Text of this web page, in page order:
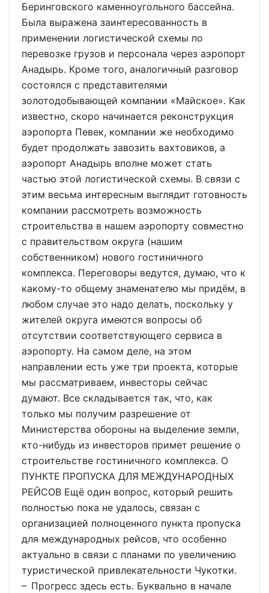
Беринговского каменноугольного бассейна.
Была выражена заинтересованность в
применении логистической схемы по
перевозке грузов и персонала через аэропорт
Анадырь. Кроме того, аналогичный разговор
состоялся с представителями
золотодобывающей компании «Майское». Как
известно, скоро начинается реконструкция
аэропорта Певек, компании же необходимо
будет продолжать завозить вахтовиков, а
аэропорт Анадырь вполне может стать
частью этой логистической схемы. В связи с
этим весьма интересным выглядит готовность
компании рассмотреть возможность
строительства в нашем аэропорту совместно
с правительством округа (нашим
собственником) нового гостиничного
комплекса. Переговоры ведутся, думаю, что к
какому-то общему знаменателю мы придём, в
любом случае это надо делать, поскольку у
жителей округа имеются вопросы об
отсутствии соответствующего сервиса в
аэропорту. На самом деле, на этом
направлении есть уже три проекта, которые
мы рассматриваем, инвесторы сейчас
думают. Все складывается так, что, как
только мы получим разрешение от
Министерства обороны на выделение земли,
кто-нибудь из инвесторов примет решение о
строительстве гостиничного комплекса. О
ПУНКТЕ ПРОПУСКА ДЛЯ МЕЖДУНАРОДНЫХ
РЕЙСОВ Ещё один вопрос, который решить
полностью пока не удалось, связан с
организацией полноценного пункта пропуска
для международных рейсов, что особенно
актуально в связи с планами по увеличению
туристической привлекательности Чукотки.
– Прогресс здесь есть. Буквально в начале